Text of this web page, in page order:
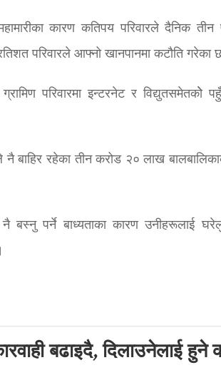
कारण कतिपय परिवारले दैनिक तीन
परिवारले आफ्नो खानपानमा कटौति गरेका
परिवारमा इन्टरनेट र
बाहिर रहेका तीन करोड २० लाख
बस्नु पर्ने बाध्यताका कारण उनीहरूलाई
बढाइदै, दिलाउनेलाई हुने